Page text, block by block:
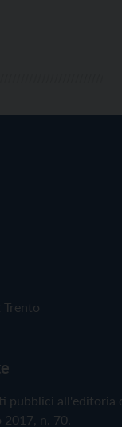
pubblici all'editoria
n. 70.